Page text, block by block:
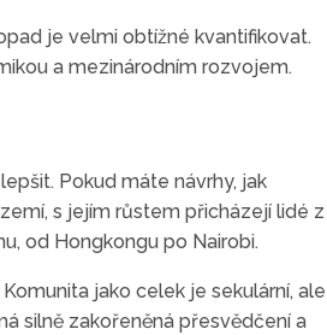
je velmi obtížné kvantifikovat.
a mezinárodním rozvojem.
Pokud máte návrhy, jak
s jejím růstem přicházejí lidé z
od Hongkongu po Nairobi.
jako celek je sekulární, ale
silně zakořeněná přesvědčení a